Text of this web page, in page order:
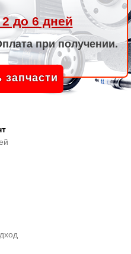
до 6 дней
при получении.
запчасти